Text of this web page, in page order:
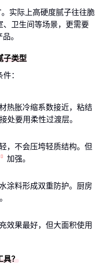
实际上高硬度腻子往往脆
、卫生间等场景，更需要
。
子类型
：
热胀冷缩系数接近，粘结
处要用柔性过渡层。
，不会压垮轻质结构。但
加强。
涂料形成双重防护。厨房
效果最好，但大面积使用
？